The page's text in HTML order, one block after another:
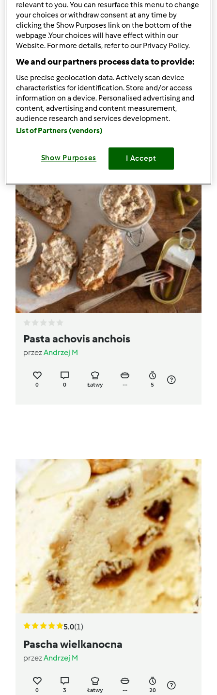
Pascha wielkanocna
Najczęściej komentowany przepis
Pascha wielkanocna
Komentarze
0
Przepisy(3)
Pokaż więcej
Dodaj nowy przepis
Pasta achovis anchois
przezAndrzej M
0 0 Łatwy -- 5
5.0(1)
Pascha wielkanocna
przezAndrzej M
0 3 Łatwy -- 20
relevant to you. You can resurface this menu to change
your choices or withdraw consent at any time by
clicking the Show Purposes link on the bottom of the
webpage .Your choices will have effect within our
Website. For more details, refer to our Privacy Policy.
We and our partners process data to provide:
Use precise geolocation data. Actively scan device
characteristics for identification. Store and/or access
information on a device. Personalised advertising and
content, advertising and content measurement,
audience research and services development.
List of Partners (vendors)
Show Purposes I Accept